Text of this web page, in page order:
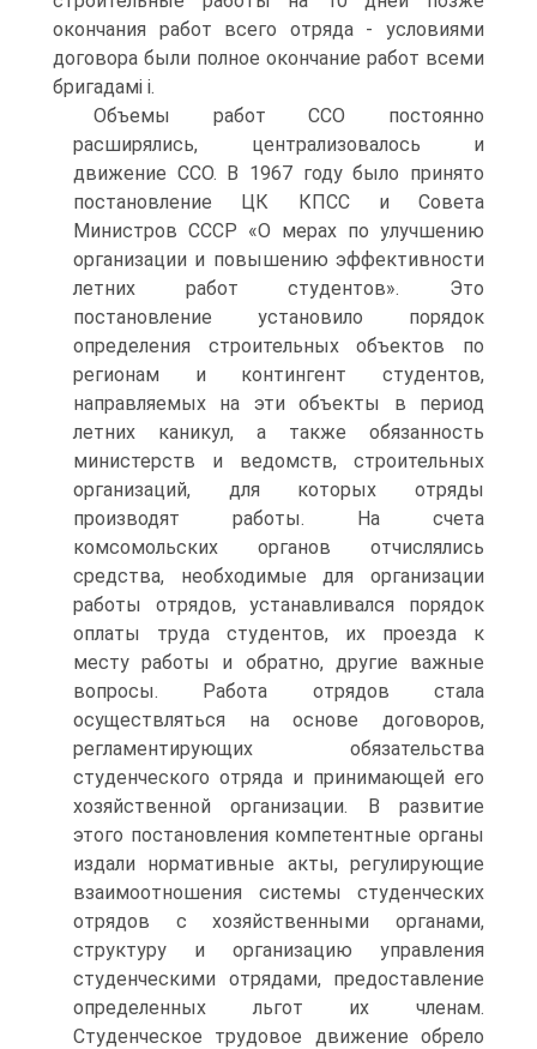
окончания работ всего отряда - условиями
договора были полное окончание работ всеми
бригадамі і.
Объемы работ CCO постоянно
расширялись, централизовалось и
движение ССО. В 1967 году было принято
постановление ЦК КПСС и Совета
Министров СССР «О мерах по улучшению
организации и повышению эффективности
летних работ студентов». Это
постановление установило порядок
определения строительных объектов по
регионам и контингент студентов,
направляемых на эти объекты в период
летних каникул, а также обязанность
министерств и ведомств, строительных
организаций, для которых отряды
производят работы. На счета
комсомольских органов отчислялись
средства, необходимые для организации
работы отрядов, устанавливался порядок
оплаты труда студентов, их проезда к
месту работы и обратно, другие важные
вопросы. Работа отрядов стала
осуществляться на основе договоров,
регламентирующих обязательства
студенческого отряда и принимающей его
хозяйственной организации. В развитие
этого постановления компетентные органы
издали нормативные акты, регулирующие
взаимоотношения системы студенческих
отрядов с хозяйственными органами,
структуру и организацию управления
студенческими отрядами, предоставление
определенных льгот их членам.
Студенческое трудовое движение обрело